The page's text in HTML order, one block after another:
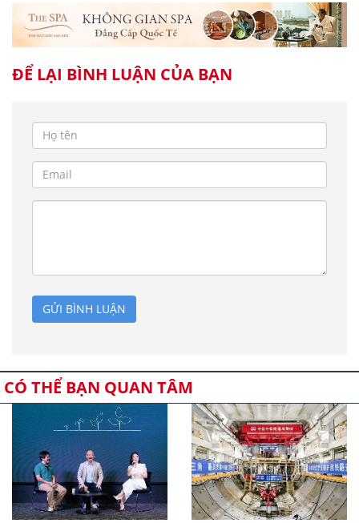
ĐỂ LẠI BÌNH LUẬN CỦA BẠN
GỬI BÌNH LUẬN
CÓ THỂ BẠN QUAN TÂM